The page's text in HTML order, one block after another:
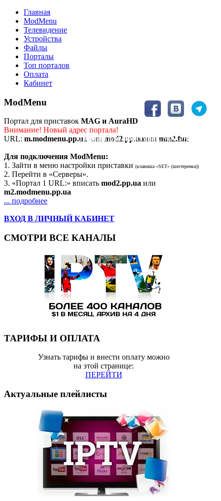
Главная
ModMenu
Телевидение
Устройства
Файлы
Порталы
Топ порталов
Оплата
Кабинет
Портал для приставок MAG/AuraHD
ModMenu
Портал для приставок MAG и AuraHD
Внимание! Новый адрес портала!
URL: m.modmenu.pp.ua или mod2.pp.uaили mm2.fun
Для подключения ModMenu:
1. Зайти в меню настройки приставки (клавиша «SET» (шестеренка))
2. Перейти в «Серверы».
3. «Портал 1 URL:» вписать mod2.pp.ua или
m2.modmenu.pp.ua
... подробнее
ВХОД В ЛИЧНЫЙ КАБИНЕТ
СМОТРИ ВСЕ КАНАЛЫ
ТАРИФЫ И ОПЛАТА
Узнать тарифы и внести оплату можно
на этой странице:
ПЕРЕЙТИ
Актуальные плейлисты